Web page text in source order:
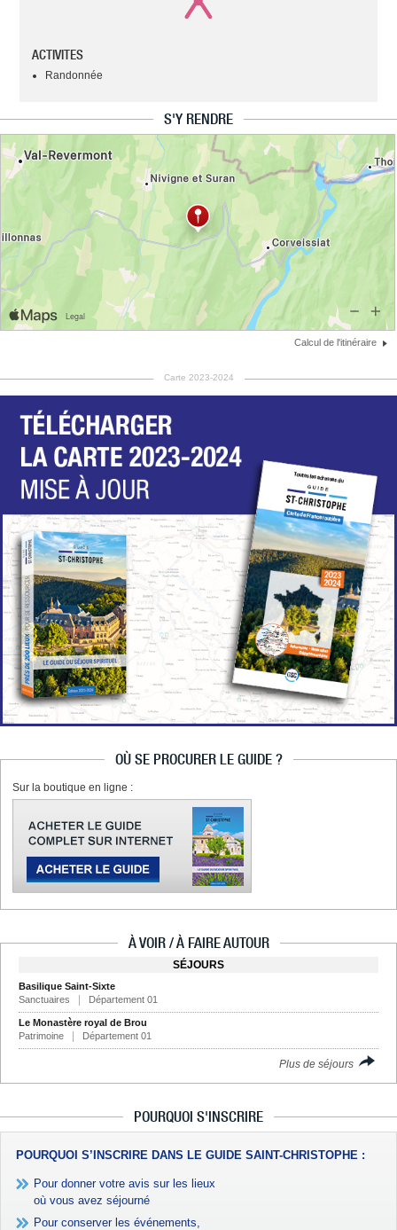
ACTIVITES
Randonnée
S'Y RENDRE
Calcul de l'itinéraire
Carte 2023-2024
OÙ SE PROCURER LE GUIDE ?
Sur la boutique en ligne :
À VOIR / À FAIRE AUTOUR
SÉJOURS
Basilique Saint-Sixte
Sanctuaires
Département 01
Le Monastère royal de Brou
Patrimoine
Département 01
Plus de séjours
POURQUOI S'INSCRIRE
POURQUOI S’INSCRIRE DANS LE GUIDE SAINT-CHRISTOPHE :
Pour donner votre avis sur les lieux
où vous avez séjourné
Pour conserver les événements,